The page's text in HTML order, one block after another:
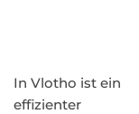
In Vlotho ist ein
effizienter